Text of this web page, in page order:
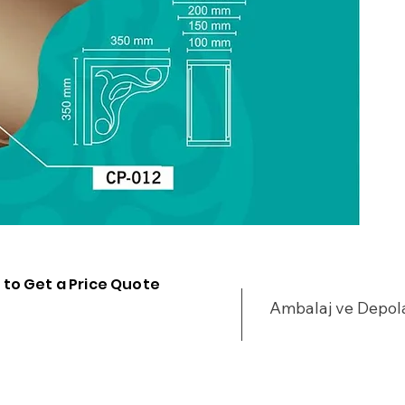
Ambalaj ve
Get a Price Quote